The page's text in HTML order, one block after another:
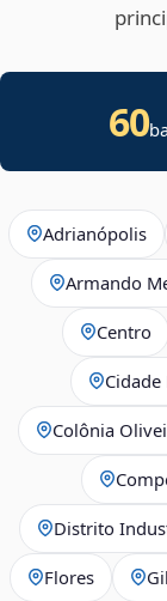
60
Adrianópolis
Armando
Centro
Cidade
Colônia
Distrito
Flores